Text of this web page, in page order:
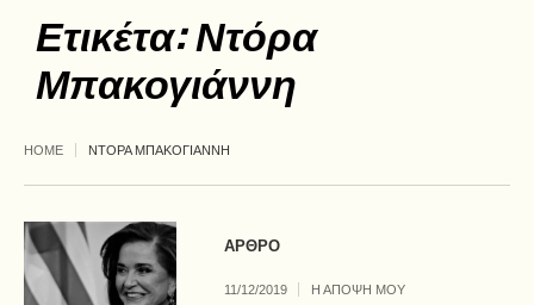
Ετικέτα:Ντόρα
Μπακογιάννη
HOME ΝΤΟΡΑ ΜΠΑΚΟΓΙΑΝΝΗ
ΑΡΘΡΟ
11/12/2019 Η ΑΠΟΨΗ ΜΟΥ